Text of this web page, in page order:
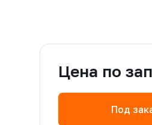
Цена по
Под